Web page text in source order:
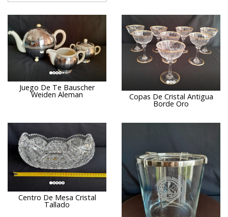
Juego De Te Bauscher
Weiden Aleman Copas De Cristal Antigua
Borde Oro
Centro De Mesa Cristal
Tallado